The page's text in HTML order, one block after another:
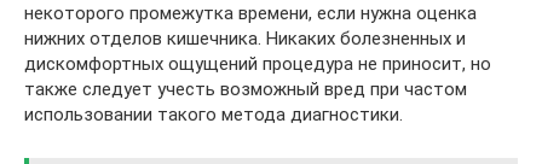
некоторого промежутка времени, если нужна оценка
нижних отделов кишечника. Никаких болезненных и
дискомфортных ощущений процедура не приносит, но
также следует учесть возможный вред при частом
использовании такого метода диагностики.